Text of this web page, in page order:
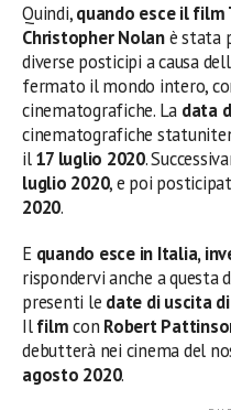
Quindi,quando esce il film
Christopher Nolanè stata
diverse posticipi a causa
fermato il mondo intero,
cinematografiche. La data
cinematografiche
il17 luglio 2020.
luglio 2020, e poi
2020.
E quando esce in Italia,
rispondervi anche a questa
presenti le date di uscita
Ilfilmcon Robert
debutterà nei cinema del
agosto 2020.